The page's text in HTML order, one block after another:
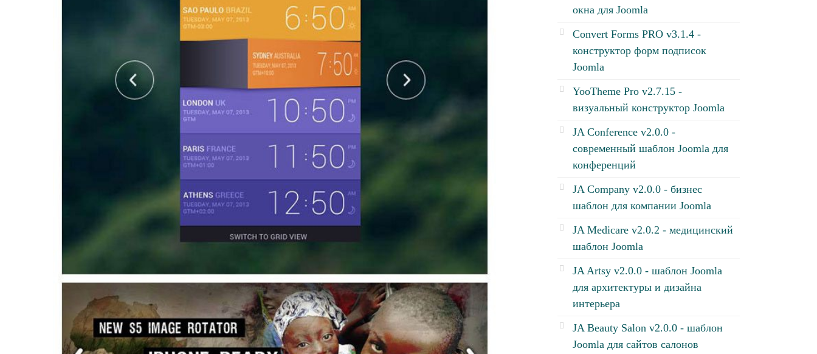
окна для Joomla
Convert Forms PRO v3.1.4 -
конструктор форм подписок
Joomla
YooTheme Pro v2.7.15 -
визуальный конструктор Joomla
JA Conference v2.0.0 -
современный шаблон Joomla для
конференций
JA Company v2.0.0 - бизнес
шаблон для компании Joomla
JA Medicare v2.0.2 - медицинский
шаблон Joomla
JA Artsy v2.0.0 - шаблон Joomla
для архитектуры и дизайна
интерьера
JA Beauty Salon v2.0.0 - шаблон
Joomla для сайтов салонов